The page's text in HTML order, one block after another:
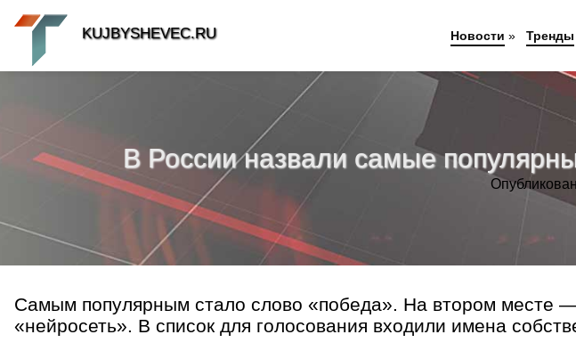
В России назвали самые
Самым популярным стало слово «победа». На втором месте
«нейросеть». В список для голосования входили имена
KUJBYSHEVEC.RU Новости » Тренды